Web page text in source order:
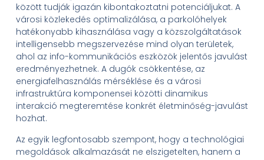
között tudják igazán kibontakoztatni potenciáljukat. A
városi közlekedés optimalizálása, a parkolóhelyek
hatékonyabb kihasználása vagy a közszolgáltatások
intelligensebb megszervezése mind olyan területek,
ahol az info-kommunikációs eszközök jelentős javulást
eredményezhetnek. A dugók csökkentése, az
energiafelhasználás mérséklése és a városi
infrastruktúra komponensei közötti dinamikus
interakció megteremtése konkrét életminőség-javulást
hozhat.
Az egyik legfontosabb szempont, hogy a technológiai
megoldások alkalmazását ne elszigetelten, hanem a